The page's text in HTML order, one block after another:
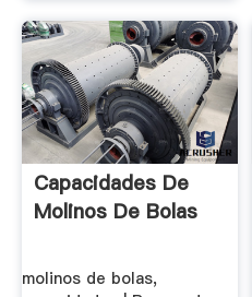
Capacidades De
Molinos De Bolas
molinos de bolas,